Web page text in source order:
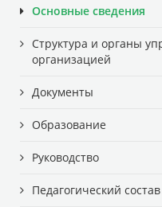
Основные сведения
Структура и органы
организацией
Документы
Образование
Руководство
Педагогический состав